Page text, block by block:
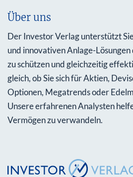
Über uns
Der Investor Verlag unterstützt
und innovativen Anlage-
zu schützen und gleichzeitig
gleich, ob Sie sich für Aktien,
Optionen, Megatrends oder
Unsere erfahrenen Analysten
Vermögen zu verwandeln.